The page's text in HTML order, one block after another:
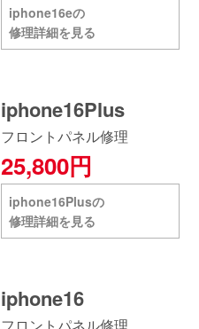
iphone16eの
修理詳細を見る
iphone16Plus
フロントパネル修理
25,800円
iphone16Plusの
修理詳細を見る
iphone16
フロントパネル修理